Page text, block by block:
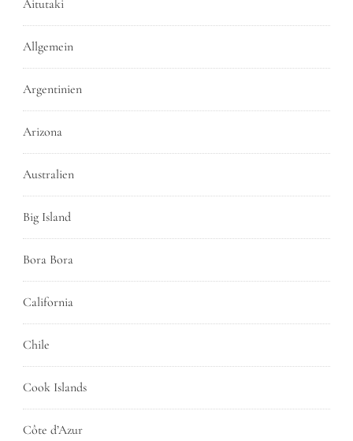
Aitutaki
Allgemein
Argentinien
Arizona
Australien
Big Island
Bora Bora
California
Chile
Cook Islands
Côte d’Azur